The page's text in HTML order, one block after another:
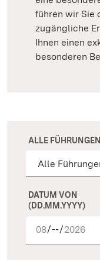
führen wir Sie
zugängliche
Ihnen einen
besonderen
ALLE
DATUM VON
(DD.MM.YYYY)